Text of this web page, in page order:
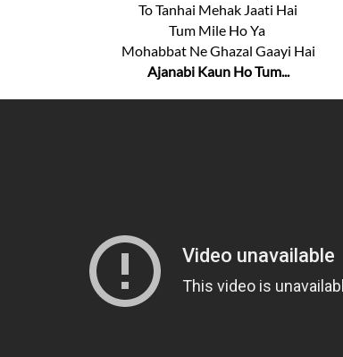
To Tanhai Mehak Jaati Hai
Tum Mile Ho Ya
Mohabbat Ne Ghazal Gaayi Hai
Ajanabi Kaun Ho Tum...